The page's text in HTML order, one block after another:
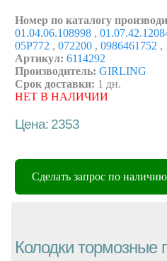
Номер по каталогу
01.04.06.108998 ,
05P772 , 072200 , 0986461752 ,
Артикул: 6114292
Производитель: GIRLING
Срок доставки: 1 дн.
НЕТ В НАЛИЧИИ
Цена: 2353
Сделать запрос по наличию
Колодки тормозные